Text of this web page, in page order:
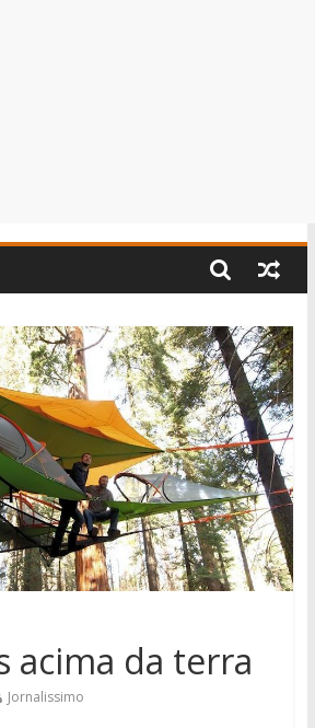
acima da terra
Jornalissimo